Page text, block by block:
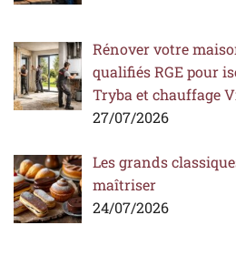
Rénover votre
qualifiés RGE pour
Tryba et chauffage
27/07/2026
Les grands
maîtriser
24/07/2026